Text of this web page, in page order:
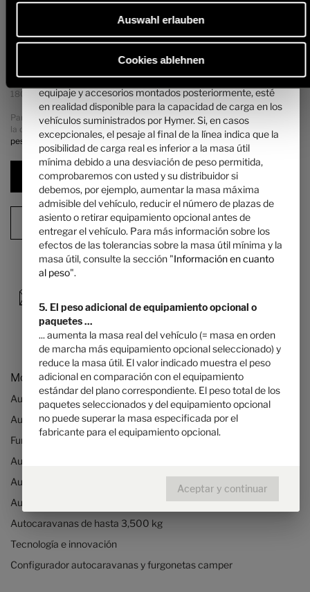
Auswahl erlauben
Cookies ablehnen
Al aumentar la masa máxima admisible, se incrementa la masa
especificada por el fabricante para el equipamiento opcional. El aumento
se debe a la mayor masa útil por el chasis alternativo, a lo que se le debe
180 CV).
Para más información y explicaciones detalladas sobre el tema del peso y
la configuración del vehículo, visite la sección «
Información en cuanto al
peso
Siguiente paso
Resumen de la configuración
Modelos
Autocaravanas
Autocaravanas Mercedes
Furgonetas camperizadas
Autocaravanas integrales
Autocaravanas perfiladas
Autocaravanas compactas
Autocaravanas de hasta 3,500 kg
Tecnología e innovación
Configurador autocaravanas y furgonetas camper
equipamiento opcional ...
... es un valor fijado por Hymer en cada plano para la
pedir. Este límite pretende garantizar que la masa útil
mínima, es decir, la masa libre prescrita por ley para el
equipaje y accesorios montados posteriormente, esté
en realidad disponible para la capacidad de carga en los
vehículos suministrados por Hymer. Si, en casos
excepcionales, el pesaje al final de la línea indica que la
posibilidad de carga real es inferior a la masa útil
mínima debido a una desviación de peso permitida,
comprobaremos con usted y su distribuidor si
debemos, por ejemplo, aumentar la masa máxima
admisible del vehículo, reducir el número de plazas de
asiento o retirar equipamiento opcional antes de
entregar el vehículo. Para más información sobre los
efectos de las tolerancias sobre la masa útil mínima y la
masa útil, consulte la sección "Información en cuanto
al peso".
5. El peso adicional de equipamiento opcional o
paquetes ...
... aumenta la masa real del vehículo (= masa en orden
de marcha más equipamiento opcional seleccionado) y
reduce la masa útil. El valor indicado muestra el peso
adicional en comparación con el equipamiento
estándar del plano correspondiente. El peso total de los
paquetes seleccionados y del equipamiento opcional
no puede superar la masa especificada por el
fabricante para el equipamiento opcional.
Aceptar y continuar